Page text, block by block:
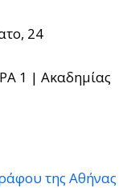
24
1 | Ακαδημίας
της Αθήνας